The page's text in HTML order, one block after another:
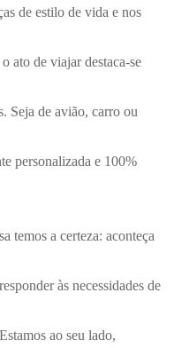
de estilo de vida e nos
ato de viajar destaca-se
Seja de avião, carro ou
personalizada e 100%
temos a certeza: aconteça
às necessidades de
ao seu lado,